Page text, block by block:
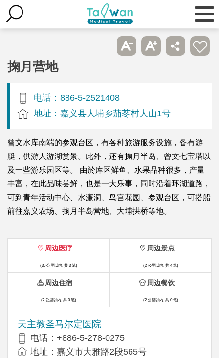
掬月营地
电话：886-5-2521408
地址：嘉义县大埔乡茄苳村大山1号
曾文水库南端的参观台区，有各种旅游服务设施，备有游
艇，供游人游湖赏景。此外，还有掬月半岛、曾文七宝塔以
及一些游乐园区等。 由於库区鲜鱼、水果品种很多，产量
丰富，在此品味尝鲜，也是一大乐事，同时沿着环湖道路，
可到青年活动中心、水濂洞、鸟宫花园、参观台区，可搭船
前往嘉义农场、掬月半岛营地、大埔拱桥等地。
周边医疗
(30 公里以内, 共 3 笔)
天主教圣马尔定医院
电话：+886-5-278-0275
地址：嘉义市大雅路2段565号
周边景点
(2 公里以内, 共 4 笔)
周边住宿
(2 公里以内, 共 0 笔)
周边餐饮
(2 公里以内, 共 0 笔)